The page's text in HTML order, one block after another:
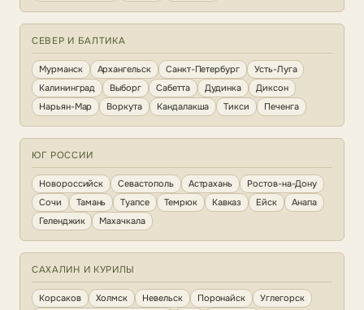
СЕВЕР И БАЛТИКА
Мурманск Архангельск Санкт-Петербург
Усть-Луга
Калининград
Выборг Сабетта Дудинка
Диксон
Нарьян-Мар
Воркута Кандалакша Тикси Печенга
ЮГ РОССИИ
Новороссийск Севастополь Астрахань
Ростов-на-Дону
Сочи
Тамань Туапсе Темрюк Кавказ Ейск
Анапа
Геленджик
Махачкала
САХАЛИН И КУРИЛЫ
Корсаков Холмск Невельск Поронайск
Углегорск